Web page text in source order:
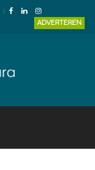
ADVERTEREN